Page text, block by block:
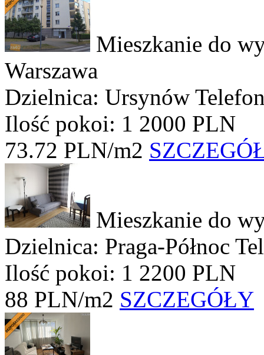
Mieszkanie do
Warszawa
Dzielnica: Ursynów
Ilość pokoi: 1 2000 PLN
73.72 PLN/m2
Mieszkanie do
Dzielnica: Praga-Północ
Ilość pokoi: 1 2200 PLN
88 PLN/m2 SZCZEGÓŁY